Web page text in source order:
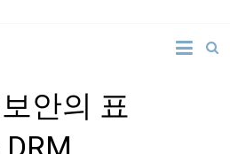
안의 표